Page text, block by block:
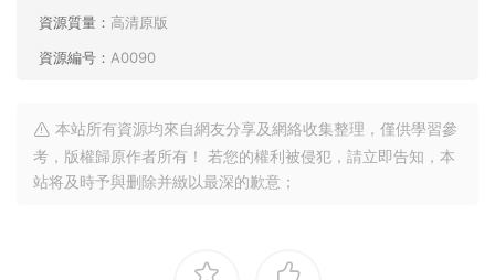
資源質量： 高清原版
資源編号： A0090
本站所有資源均來自網友分享及網絡收集整理，僅供學習參
考，版權歸原作者所有！ 若您的權利被侵犯，請立即告知，本
站将及時予與删除并緻以最深的歉意；